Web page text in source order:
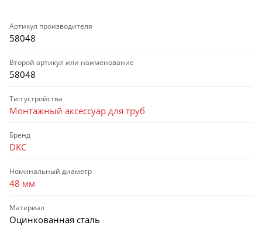
Артикул производителя
58048
Второй артикул или наименование
58048
Тип устройства
Монтажный аксессуар для труб
Бренд
DKC
Номинальный диаметр
48 мм
Материал
Оцинкованная сталь